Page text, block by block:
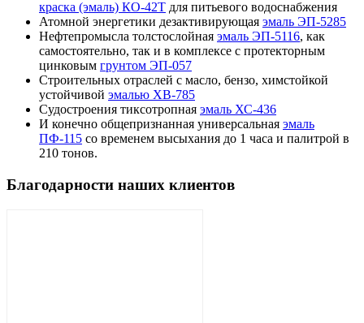
краска (эмаль) КО-42Т для питьевого водоснабжения
Атомной энергетики дезактивирующая эмаль ЭП-5285
Нефтепромысла толстослойная эмаль ЭП-5116, как
самостоятельно, так и в комплексе с протекторным
цинковым грунтом ЭП-057
Строительных отраслей с масло, бензо, химстойкой
устойчивой эмалью ХВ-785
Судостроения тиксотропная эмаль ХС-436
И конечно общепризнанная универсальная эмаль
ПФ-115 со временем высыхания до 1 часа и палитрой в
210 тонов.
Благодарности наших клиентов